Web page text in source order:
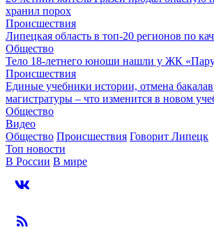
хранил порох
Происшествия
Липецкая область в топ-20 регионов по
Общество
Тело 18-летнего юноши нашли у ЖК
Происшествия
Единые учебники истории, отмена
магистратуры – что изменится в новом
Общество
Видео
Общество Происшествия Говорит Липецк
Топ новости
В России В мире